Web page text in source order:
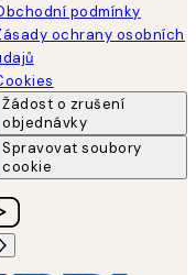
podmínky
ochrany osobních
Žádost o zrušení
objednávky
Spravovat soubory
cookie